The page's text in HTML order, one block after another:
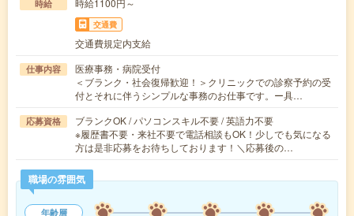
時給 時給1100円～
交通費
交通費規定内支給
仕事内容
医療事務・病院受付
＜ブランク・社会復帰歓迎！＞クリニックでの診察予約の受
付とそれに伴うシンプルな事務のお仕事です。ー具…
応募資格
ブランクOK / パソコンスキル不要 / 英語力不要
※履歴書不要・来社不要で電話相談もOK！少しでも気になる
方は是非応募をお待ちしております！＼応募後の…
職場の雰囲気
年齢層